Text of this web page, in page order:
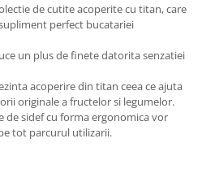
de cutite acoperite cu titan, care
perfect bucatariei
un plus de finete datorita senzatiei
acoperire din titan ceea ce ajuta
originale a fructelor si legumelor.
de sidef cu forma ergonomica vor
tot parcurul utilizarii.